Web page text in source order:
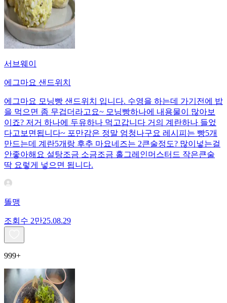
서브웨이
에그마요 샌드위치
에그마요 모닝빵 샌드위치 입니다. 수영을 하는데 가기전에 밥
을 먹으면 좀 무겁더라고요~ 모닝빵하나에 내용물이 많아보
이죠? 저거 하나에 두유하나 먹고갑니다 거의 계란하나 들었
다고보면됩니다~ 포만감은 정말 엄청나구요 레시피는 빵5개
만드는데 계란5개랑 후추 마요네즈는 2큰술정도? 많이넣는걸
안좋아해요 설탕조금 소금조금 홀그레인머스터드 작은큰술
딱 요렇게 넣으면 됩니다.
똘맹
조회수 2만25.08.29
999+